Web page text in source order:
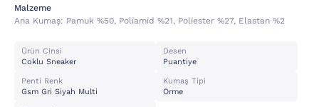
Malzeme
Ana Kumaş: Pamuk %50, Poli̇ami̇d %21, Poli̇ester %27, Elastan %2
Ürün Cinsi
Coklu Sneaker
Desen
Puantiye
Penti Renk
Gsm Gri Siyah Multi
Kumaş Tipi
Örme